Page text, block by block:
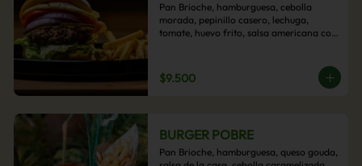
Pan Brioche, hamburguesa, cebolla
morada, pepinillo casero, lechuga,
tomate, huevo frito, salsa americana con
$9.500
BURGER POBRE
Pan Brioche, hamburguesa, queso gouda,